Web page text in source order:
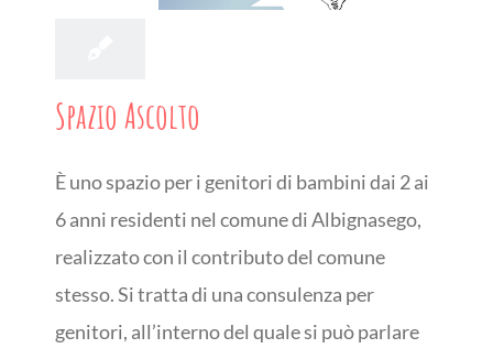
Spazio Ascolto
È uno spazio per i genitori di bambini dai 2 ai
6 anni residenti nel comune di Albignasego,
realizzato con il contributo del comune
stesso. Si tratta di una consulenza per
genitori, all’interno del quale si può parlare